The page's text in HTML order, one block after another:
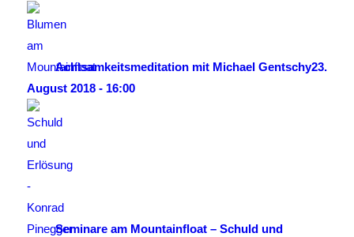
Achtsamkeitsmeditation mit Michael Gentschy23.
August 2018 - 16:00
Seminare am Mountainfloat – Schuld und